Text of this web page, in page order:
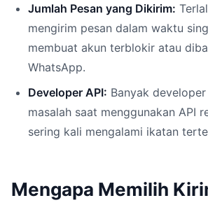
Jumlah Pesan yang Dikirim:
mengirim pesan dalam waktu
membuat akun terblokir atau
WhatsApp.
Developer API: Banyak
masalah saat menggunakan API
sering kali mengalami ikatan
Mengapa Memilih